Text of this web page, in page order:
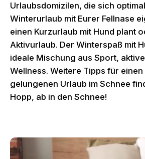
Urlaubsdomizilen, die sich
Winterurlaub mit Eurer Fellnase
einen Kurzurlaub mit Hund plant
Aktivurlaub. Der Winterspaß mit
ideale Mischung aus Sport,
Wellness. Weitere Tipps für
gelungenen Urlaub im Schnee
Hopp, ab in den Schnee!